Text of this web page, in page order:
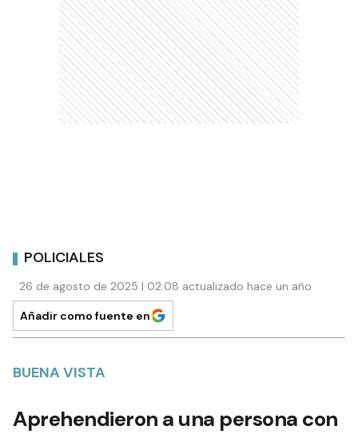
POLICIALES
26 de agosto de 2025 | 02:08 actualizado hace un año
Añadir como fuente en
BUENA VISTA
Aprehendieron a una persona con